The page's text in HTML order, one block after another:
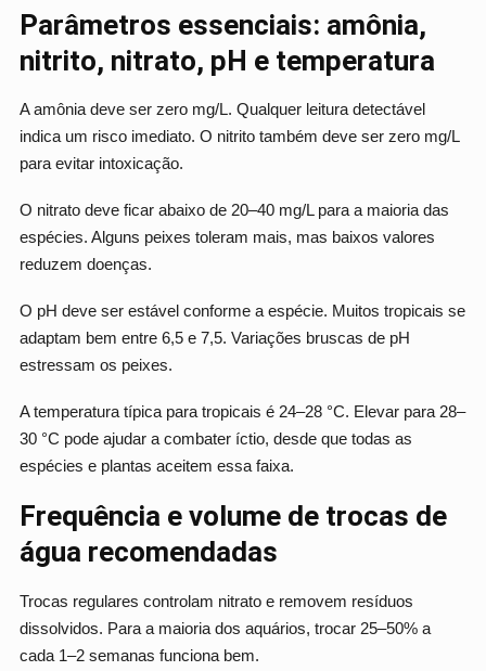
Parâmetros essenciais: amônia,
nitrito, nitrato, pH e temperatura
A amônia deve ser zero mg/L. Qualquer leitura detectável
indica um risco imediato. O nitrito também deve ser zero mg/L
para evitar intoxicação.
O nitrato deve ficar abaixo de 20–40 mg/L para a maioria das
espécies. Alguns peixes toleram mais, mas baixos valores
reduzem doenças.
O pH deve ser estável conforme a espécie. Muitos tropicais se
adaptam bem entre 6,5 e 7,5. Variações bruscas de pH
estressam os peixes.
A temperatura típica para tropicais é 24–28 °C. Elevar para 28–
30 °C pode ajudar a combater íctio, desde que todas as
espécies e plantas aceitem essa faixa.
Frequência e volume de trocas de
água recomendadas
Trocas regulares controlam nitrato e removem resíduos
dissolvidos. Para a maioria dos aquários, trocar 25–50% a
cada 1–2 semanas funciona bem.